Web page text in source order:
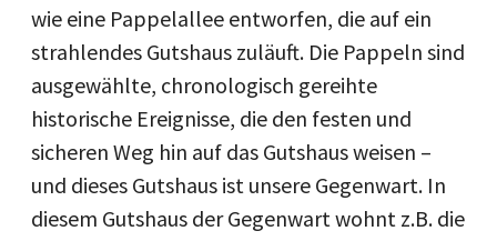
wie eine Pappelallee entworfen, die auf ein
strahlendes Gutshaus zuläuft. Die Pappeln sind
ausgewählte, chronologisch gereihte
historische Ereignisse, die den festen und
sicheren Weg hin auf das Gutshaus weisen –
und dieses Gutshaus ist unsere Gegenwart. In
diesem Gutshaus der Gegenwart wohnt z.B. die